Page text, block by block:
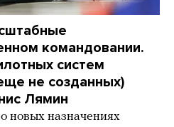
командовании.
систем
не созданных)
Лямин
новых назначениях